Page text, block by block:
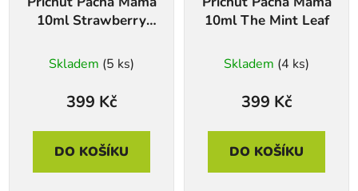
10ml Strawberry
Skladem (5 ks)
399 Kč
DO KOŠÍKU
10ml The Mint Leaf
Skladem (4 ks)
399 Kč
DO KOŠÍKU